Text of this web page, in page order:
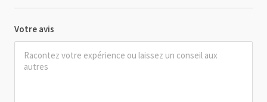
Votre avis